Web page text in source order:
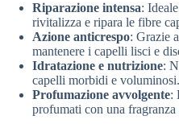
Riparazione intensa:
rivitalizza e ripara le fibre
Azione anticrespo: Grazie
mantenere i capelli lisci e
Idratazione e nutrizione:
capelli morbidi e voluminosi.
Profumazione avvolgente:
profumati con una fragranza